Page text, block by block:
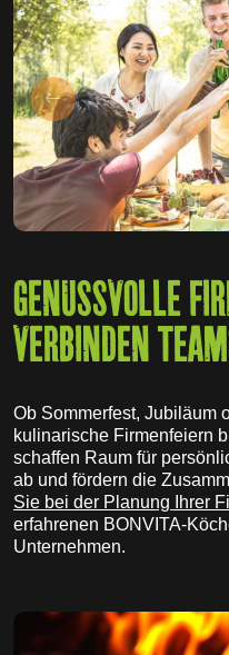
GENUSSVOLLE
VERBINDEN
Ob Sommerfest, Jubiläum
kulinarische Firmenfeiern
schaffen Raum für
ab und fördern die
Sie bei der Planung Ihrer
erfahrenen BONVITA-
Unternehmen.